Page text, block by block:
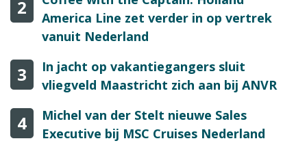
2
America Line zet verder in op vertrek
vanuit Nederland
3
In jacht op vakantiegangers sluit
vliegveld Maastricht zich aan bij ANVR
4
Michel van der Stelt nieuwe Sales
Executive bij MSC Cruises Nederland